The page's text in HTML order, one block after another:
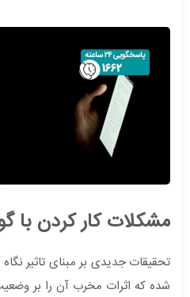
مشکلات کار کردن با
تحقیقات جدیدی بر مبنای تاثیر
شده که اثرات مخرب آن را بر